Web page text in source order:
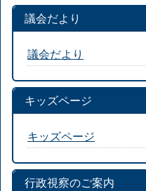
議会だより
議会だより
キッズページ
キッズページ
行政視察のご案内